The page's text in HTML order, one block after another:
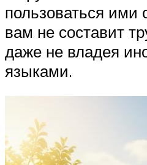
пользоваться ими
вам не составит
даже не владея
языками.